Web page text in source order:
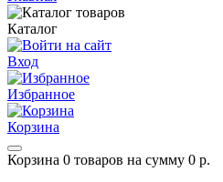
Каталог
Вход
Избранное
Корзина
Корзина 0 товаров на сумму 0 р.